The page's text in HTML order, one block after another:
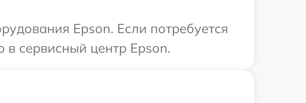
Epson. Если потребуется
сервисный центр Epson.